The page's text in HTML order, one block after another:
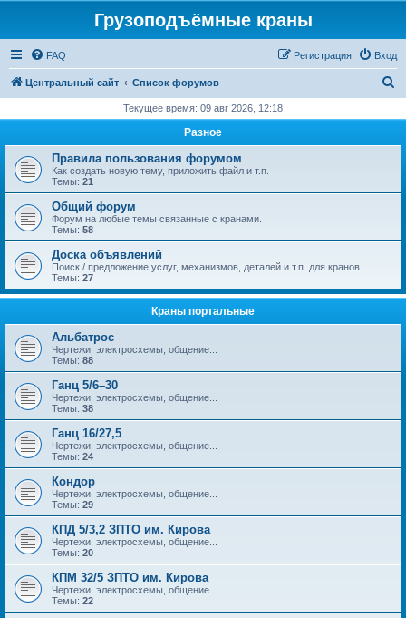
Грузоподъёмные краны
FAQ Вход
Регистрация
Центральный сайт Список форумов
с
Текущее время: 09 авг 2026, 12:18
Разное
Правила пользования форумом
Как создать новую тему, приложить файл и т.п.
Темы: 21
Общий форум
Форум на любые темы связанные с кранами.
Темы: 58
Доска объявлений
Поиск / предложение услуг, механизмов, деталей и т.п. для кранов
Темы: 27
Краны портальные
Альбатрос
Чертежи, электросхемы, общение...
Темы: 88
Ганц 5/6–30
Чертежи, электросхемы, общение...
Темы: 38
Ганц 16/27,5
Чертежи, электросхемы, общение...
Темы: 24
Кондор
Чертежи, электросхемы, общение...
Темы: 29
КПД 5/3,2 ЗПТО им. Кирова
Чертежи, электросхемы, общение...
Темы: 20
КПМ 32/5 ЗПТО им. Кирова
Чертежи, электросхемы, общение...
Темы: 22